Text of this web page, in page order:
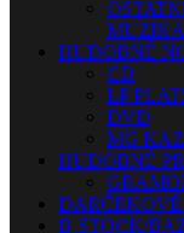
HUDOBNÉ
CD
LP
DVD
MG
HUDOBNÉ
B-STOCK/